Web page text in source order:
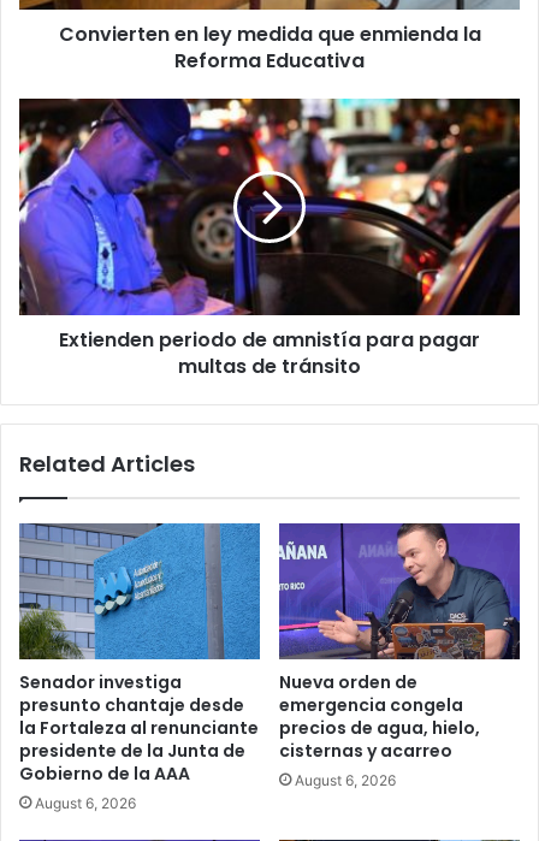
Educativa
Convierten en ley medida que enmienda la
Reforma Educativa
Extienden
periodo
de
amnistía
para
pagar
multas
de
tránsito
Extienden periodo de amnistía para pagar
multas de tránsito
Related Articles
Senador investiga
presunto chantaje desde
la Fortaleza al renunciante
presidente de la Junta de
Gobierno de la AAA
August 6, 2026
Nueva orden de
emergencia congela
precios de agua, hielo,
cisternas y acarreo
August 6, 2026